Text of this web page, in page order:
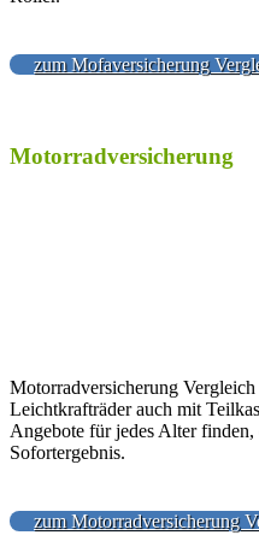
zum Mofaversicherung
Motorradversicherung
Motorradversicherung
Leichtkrafträder auch mit
Angebote für jedes Alter
Sofortergebnis.
zum Motorradversicherung